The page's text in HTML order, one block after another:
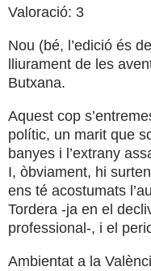
Valoració: 3
Nou (bé, l’edició és
lliurament de les
Butxana.
Aquest cop
polític, un marit que
banyes i l’extrany
I, òbviament, hi
ens té acostumats
Tordera -ja en el
professional-, i el
Ambientat a la